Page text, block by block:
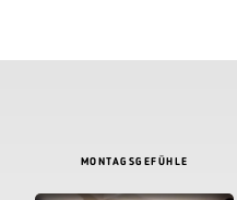
MONTAGSGEFÜHLE